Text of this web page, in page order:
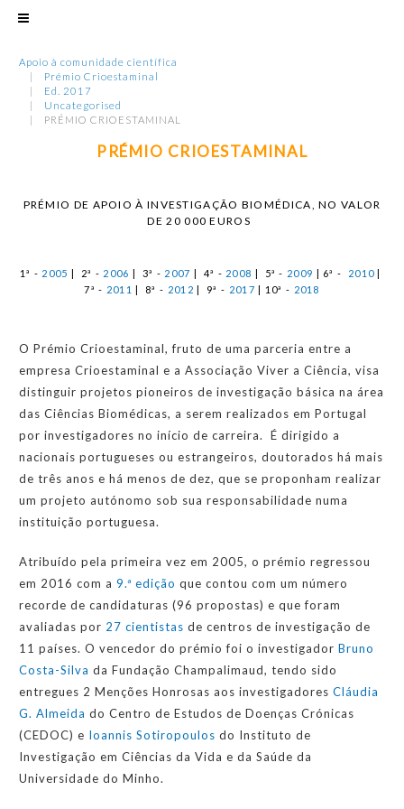
Apoio à comunidade científica
Prémio Crioestaminal
Ed. 2017
Uncategorised
PRÉMIO CRIOESTAMINAL
PRÉMIO CRIOESTAMINAL
PRÉMIO DE APOIO À INVESTIGAÇÃO BIOMÉDICA, NO VALOR
DE 20 000 EUROS
1ª - 2005 | 2ª - 2006 | 3ª - 2007 | 4ª - 2008 | 5ª - 2009 | 6ª - 2010 |
7ª - 2011 | 8ª - 2012 | 9ª - 2017| 10ª - 2018
O Prémio Crioestaminal, fruto de uma parceria entre a
empresa Crioestaminal e a Associação Viver a Ciência, visa
distinguir projetos pioneiros de investigação básica na área
das Ciências Biomédicas, a serem realizados em Portugal
por investigadores no início de carreira. É dirigido a
nacionais portugueses ou estrangeiros, doutorados há mais
de três anos e há menos de dez, que se proponham realizar
um projeto autónomo sob sua responsabilidade numa
instituição portuguesa.
Atribuído pela primeira vez em 2005, o prémio regressou
em 2016 com a 9.ª edição que contou com um número
recorde de candidaturas (96 propostas) e que foram
avaliadas por 27 cientistas de centros de investigação de
11 países. O vencedor do prémio foi o investigador Bruno
Costa-Silva da Fundação Champalimaud, tendo sido
entregues 2 Menções Honrosas aos investigadores Cláudia
G. Almeida do Centro de Estudos de Doenças Crónicas
(CEDOC) e Ioannis Sotiropoulos do Instituto de
Investigação em Ciências da Vida e da Saúde da
Universidade do Minho.